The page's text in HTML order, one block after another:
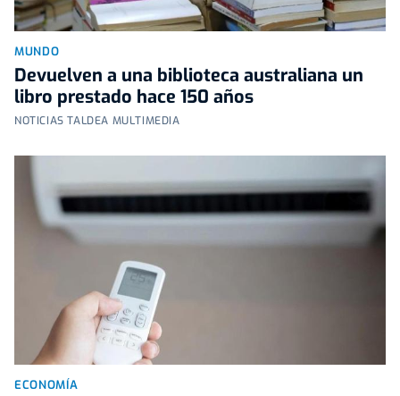
MUNDO
Devuelven a una biblioteca australiana un
libro prestado hace 150 años
NOTICIAS TALDEA MULTIMEDIA
ECONOMÍA